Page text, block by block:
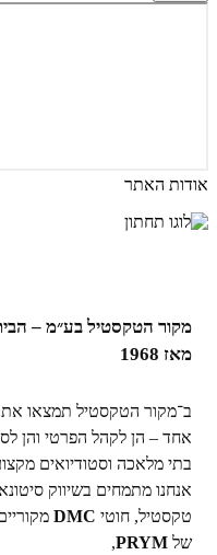
אודות האתר
מקור הטקסטיל בע״מ –
מאז 1968
ב־מקור הטקסטיל תמצאו
אחד – הן לקהל הפרטי והן
בתי מלאכה וסטודיואים
אנחנו מתמחים בשיווק
טקסטיל, חוטי DMC
של PRYM
,